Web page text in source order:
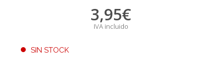
3,95€
IVA incluido
SIN STOCK